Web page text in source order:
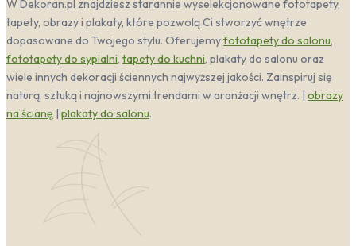
W Dekoran.pl znajdziesz starannie wyselekcjonowane fototapety,
tapety, obrazy i plakaty, które pozwolą Ci stworzyć wnętrze
dopasowane do Twojego stylu. Oferujemyfototapety do salonu,
fototapety do sypialni, tapety do kuchni, plakaty do salonu oraz
wiele innych dekoracji ściennych najwyższej jakości. Zainspiruj się
naturą, sztuką i najnowszymi trendami w aranżacji wnętrz. | obrazy
na ścianę | plakaty do salonu.